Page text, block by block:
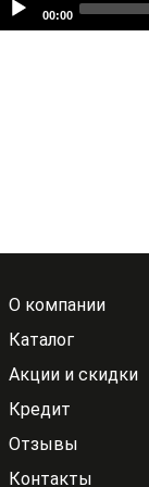
00:00
О компании
Каталог
Акции и скидки
Кредит
Отзывы
Контакты